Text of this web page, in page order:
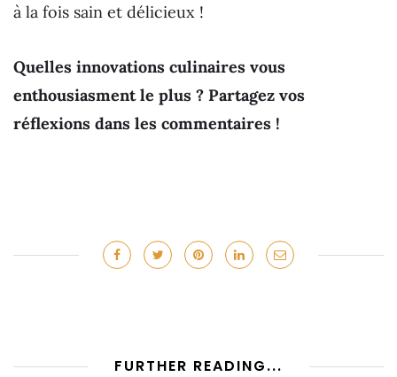
à la fois sain et délicieux !
Quelles innovations culinaires vous
enthousiasment le plus ? Partagez vos
réflexions dans les commentaires !
FURTHER READING...